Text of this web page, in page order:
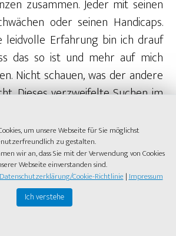
zusammen. Jeder mit seinen
oder seinen Handicaps.
leidvolle Erfahrung bin ich drauf
das so ist und mehr auf mich
Nicht schauen, was der andere
Dieses verzweifelte Suchen im
das ja so gern: Wir führen
nicht gut tun und machen dann
für unser Unglück verantwortlich,
Süchten oder was und wo auch
um unsere Webseite für Sie möglichst
zu gestalten.
wir an, dass Sie mit der Verwendung von Cookies
Webseite einverstanden sind.
Cookie-Richtlinie|Impressum
Ich verstehe